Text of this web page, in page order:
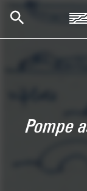
Pompe